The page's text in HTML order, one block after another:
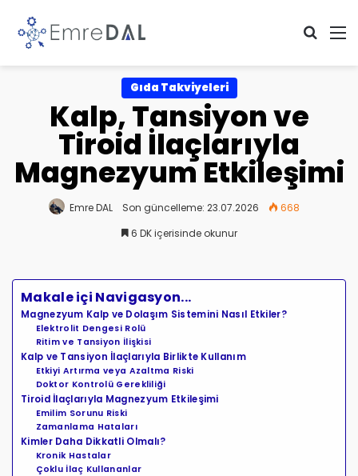
Gıda Takviyeleri
Kalp, Tansiyon ve
Tiroid İlaçlarıyla
Magnezyum Etkileşimi
Emre DAL Son güncelleme: 23.07.2026
668
6 DK içerisinde okunur
Makale içi Navigasyon...
Magnezyum Kalp ve Dolaşım Sistemini Nasıl Etkiler?
Elektrolit Dengesi Rolü
Ritim ve Tansiyon İlişkisi
Kalp ve Tansiyon İlaçlarıyla Birlikte Kullanım
Etkiyi Artırma veya Azaltma Riski
Doktor Kontrolü Gerekliliği
Tiroid İlaçlarıyla Magnezyum Etkileşimi
Emilim Sorunu Riski
Zamanlama Hataları
Kimler Daha Dikkatli Olmalı?
Kronik Hastalar
Çoklu İlaç Kullananlar